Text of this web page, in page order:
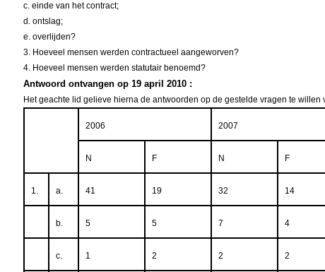
c. einde van het contract;
d. ontslag;
e. overlijden?
3. Hoeveel mensen werden contractueel aangeworven?
4. Hoeveel mensen werden statutair benoemd?
Antwoord ontvangen op 19 april 2010 :
Het geachte lid gelieve hierna de antwoorden op de gestelde vragen te
2006 2007
N F N F
1. a. 41 19 32 14
b. 5 5 7 4
c. 1 2 2 2